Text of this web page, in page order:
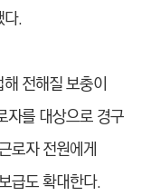
.
전해질 보충이
자를 대상으로 경구
로자 전원에게
급도 확대한다.